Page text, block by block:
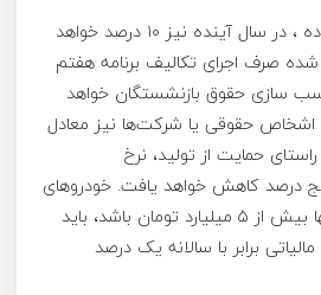
نرخ مالیات بر ارزش افزوده ، در سال آینده نیز ۱۰ درصد خواهد
صرف اجرای تکالیف برنامه هفتم
سازی حقوق بازنشستگان خواهد
اشخاص حقوقی یا شرکت‌ها نیز معادل
حمایت از تولید، نرخ
درصد کاهش خواهد یافت. خودروهای
سواری که قیمت روز آنها بیش از ۵ میلیارد تومان باشد، باید
برابر با سالانه یک درصد